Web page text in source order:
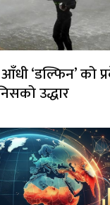
‘डल्फिन’ को
उद्धार